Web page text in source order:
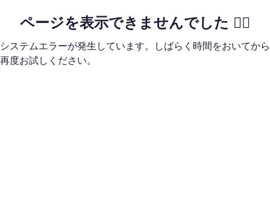
ページを表示できませんでした 🙇‍♂️
システムエラーが発生しています。しばらく時間をおいてから
再度お試しください。